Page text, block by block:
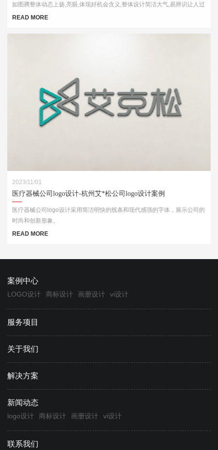
如图腾整体动态上扬,亮眼,体现好机会含义,整体设计简洁大气,易辨识让人过
目不忘
READ MORE
2023/11/01
医疗器械公司logo设计-杭州艾*松公司logo设计案例
医疗器械公司logo设计采用简洁明快的线条和现代感强的字体，展示公司的
时尚和创新形象。
READ MORE
案例中心
LOGO设计 商标设计 画册设计 vi设计
服务项目
关于我们
解决方案
新闻动态
logo设计 商标设计 画册设计 vi设计
联系我们